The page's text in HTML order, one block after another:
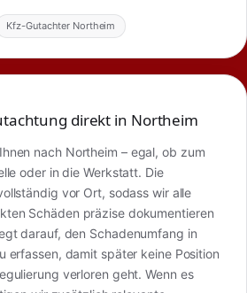
Kfz-Gutachter Northeim
direkt in Northeim
nach Northeim – egal, ob zum
oder in die Werkstatt. Die
vor Ort, sodass wir alle
Schäden präzise dokumentieren
darauf, den Schadenumfang in
erfassen, damit später keine Position
verloren geht. Wenn es